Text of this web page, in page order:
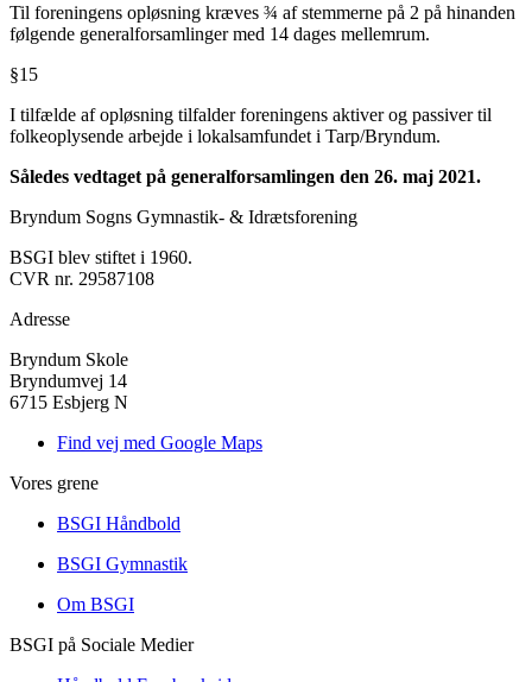
Til foreningens opløsning kræves ¾ af stemmerne på 2 på hinanden
følgende generalforsamlinger med 14 dages mellemrum.
§15
I tilfælde af opløsning tilfalder foreningens aktiver og passiver til
folkeoplysende arbejde i lokalsamfundet i Tarp/Bryndum.
Således vedtaget på generalforsamlingen den 26. maj 2021.
Bryndum Sogns Gymnastik- & Idrætsforening
BSGI blev stiftet i 1960.
CVR nr. 29587108
Adresse
Bryndum Skole
Bryndumvej 14
6715 Esbjerg N
Find vej med Google Maps
Vores grene
BSGI Håndbold
BSGI Gymnastik
Om BSGI
BSGI på Sociale Medier